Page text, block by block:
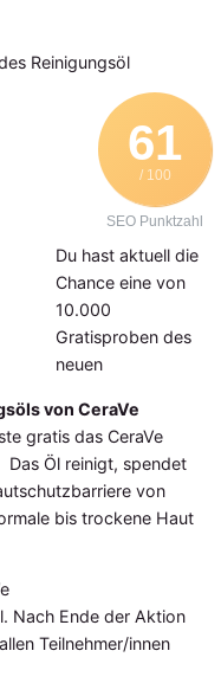
61
/ 100
SEO Punktzahl
Du hast aktuell die
Chance eine von
10.000
Gratisproben des
neuen
von CeraVe
gratis das CeraVe
Das Öl reinigt, spendet
von
bis trockene Haut
Nach Ende der Aktion
Teilnehmer/innen